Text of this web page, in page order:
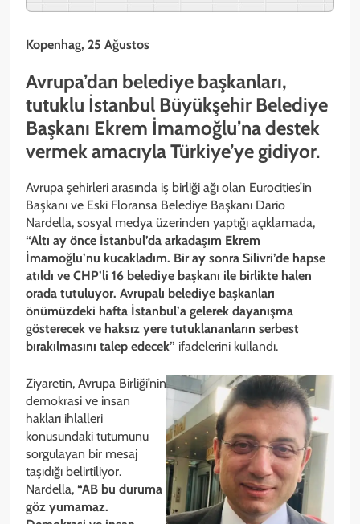
Kopenhag, 25 Ağustos
Avrupa’dan belediye başkanları,
tutuklu İstanbul Büyükşehir Belediye
Başkanı Ekrem İmamoğlu’na destek
vermek amacıyla Türkiye’ye gidiyor.
Avrupa şehirleri arasında iş birliği ağı olan Eurocities’in
Başkanı ve Eski Floransa Belediye Başkanı Dario
Nardella, sosyal medya üzerinden yaptığı açıklamada,
“Altı ay önce İstanbul’da arkadaşım Ekrem
İmamoğlu’nu kucakladım. Bir ay sonra Silivri’de hapse
atıldı ve CHP’li 16 belediye başkanı ile birlikte halen
orada tutuluyor. Avrupalı belediye başkanları
önümüzdeki hafta İstanbul’a gelerek dayanışma
gösterecek ve haksız yere tutuklananların serbest
bırakılmasını talep edecek” ifadelerini kullandı.
Ziyaretin, Avrupa Birliği’nin
demokrasi ve insan
hakları ihlalleri
konusundaki tutumunu
sorgulayan bir mesaj
taşıdığı belirtiliyor.
Nardella, “AB bu duruma
göz yumamaz.